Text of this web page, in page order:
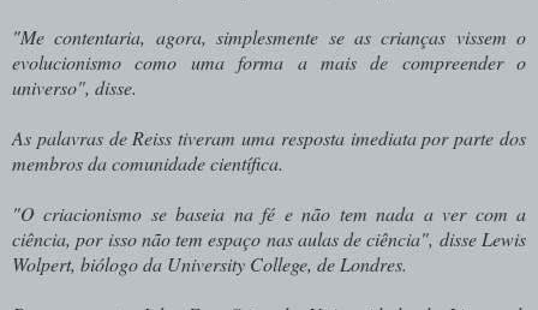
"Me contentaria, agora, simplesmente se as crianças vissem o
evolucionismo como uma forma a mais de compreender o
universo", disse.
As palavras de Reiss tiveram uma resposta imediata por parte dos
membros da comunidade científica.
"O criacionismo se baseia na fé e não tem nada a ver com a
ciência, por isso não tem espaço nas aulas de ciência", disse Lewis
Wolpert, biólogo da University College, de Londres.